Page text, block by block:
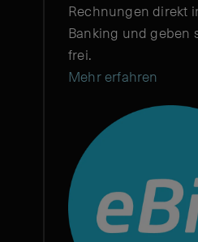
Rechnungen direkt
Banking und geben
frei.
Mehr erfahren